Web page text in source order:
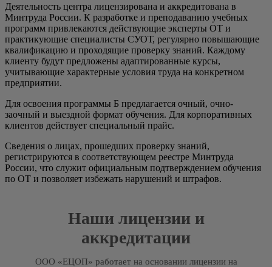
Деятельность центра лицензирована и аккредитована в
Минтруда России. К разработке и преподаванию учебных
программ привлекаются действующие эксперты ОТ и
практикующие специалисты СУОТ, регулярно повышающие
квалификацию и проходящие проверку знаний. Каждому
клиенту будут предложены адаптированные курсы,
учитывающие характерные условия труда на конкретном
предприятии.
Для освоения программы Б предлагается очный, очно-
заочный и выездной формат обучения. Для корпоративных
клиентов действует специальный прайс.
Сведения о лицах, прошедших проверку знаний,
регистрируются в соответствующем реестре Минтруда
России, что служит официальным подтверждением обучения
по ОТ и позволяет избежать нарушений и штрафов.
Наши лицензии и
аккредитации
ООО «ЕЦОП» работает на основании лицензии на